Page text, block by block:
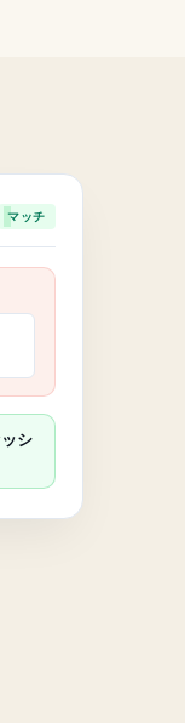
マッチ
シ